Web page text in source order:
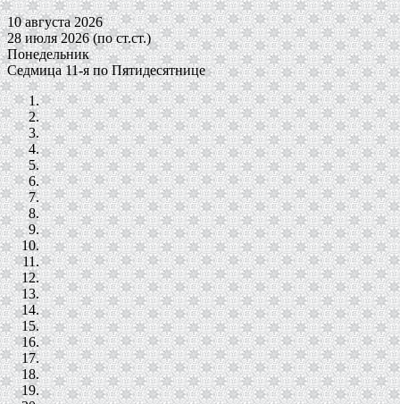
10 августа 2026
28 июля 2026 (по ст.ст.)
Понедельник
Седмица 11-я по Пятидесятнице